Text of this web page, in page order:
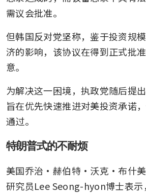
需议会批准。
但韩国反对党坚称，鉴于投资规
济的影响，该协议在得到正式批
意。
为解决这一困境，执政党随后提
旨在优先快速推进对美投资承诺
通过。
特朗普式的不耐烦
美国乔治·赫伯特·沃克·布什美
研究员Lee Seong-hyon博士表示